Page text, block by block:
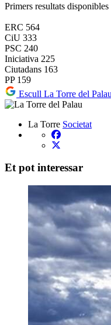
Primers resultats disponibles
ERC 564
CiU 333
PSC 240
Iniciativa 225
Ciutadans 163
PP 159
Escull La Torre del
La Torre Societat
Et pot interessar